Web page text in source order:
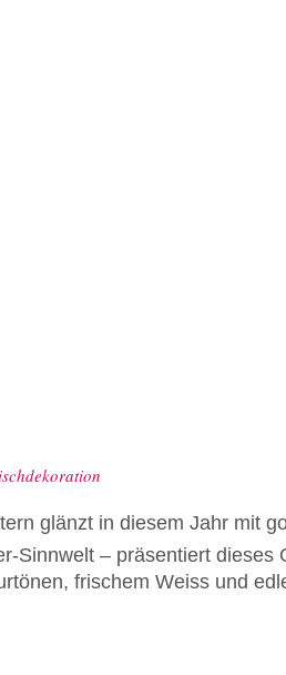
glänzt in diesem Jahr mit
Sinnwelt – präsentiert
frischem Weiss und